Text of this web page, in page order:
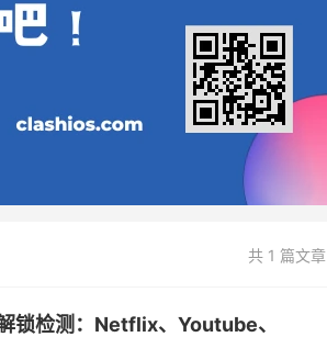
共 1 篇文章
锁检测：Netflix、Youtube、